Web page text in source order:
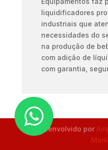
liquidificadores
industriais que
necessidades do
na produção de
com adição de
com garantia,
Desenvolvido por